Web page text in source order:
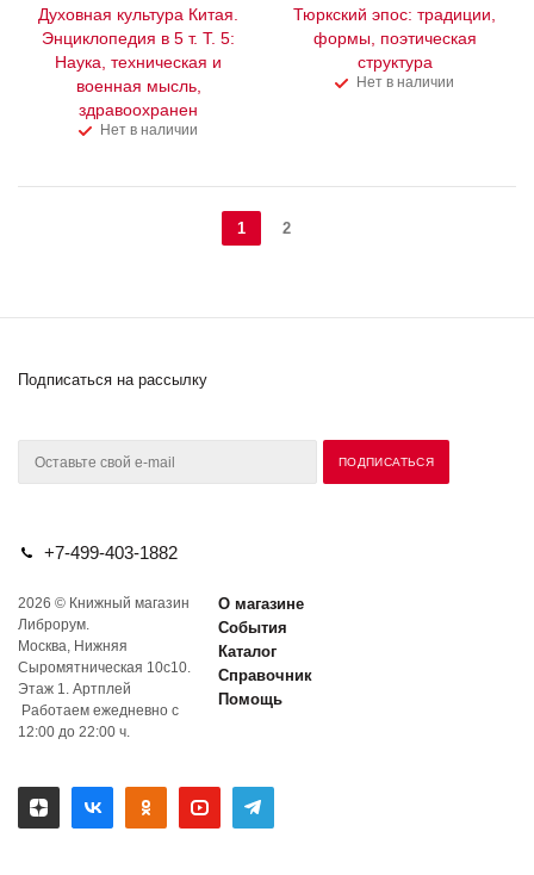
Духовная культура Китая.
Энциклопедия в 5 т. Т. 5:
Наука, техническая и
военная мысль,
здравоохранен
Нет в наличии
Тюркский эпос: традиции,
формы, поэтическая
структура
Нет в наличии
1 2
Подписаться на рассылку
+7-499-403-1882
2026 © Книжный магазин
Либрорум.
Москва, Нижняя
Сыромятническая 10с10.
Этаж 1. Артплей
Работаем ежедневно с
12:00 до 22:00 ч.
О магазине
События
Каталог
Справочник
Помощь